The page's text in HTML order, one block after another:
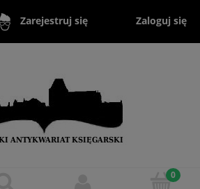
Zarejestruj się Zaloguj się